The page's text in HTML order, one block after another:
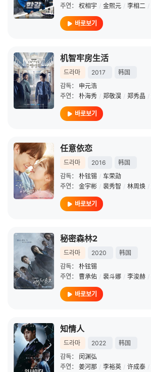
주연：
权相宇 / 金熙元 / 李相二 /
바로보기
机智牢房生活
드라마 2017
韩国
감독：
申元浩
주연：
朴海秀 / 郑敬淏 / 郑秀晶 /
바로보기
任意依恋
드라마 2016
韩国
감독：
朴铉锡 / 车荣勋
주연：
金宇彬 / 裴秀智 / 林周焕 /
바로보기
秘密森林2
드라마 2020
韩国
감독：
朴铉锡
주연：
曹承佑 / 裴斗娜 / 李浚赫 /
바로보기
知情人
드라마 2022
韩国
감독：
闵渊弘
주연：
姜河那 / 李裕英 / 许成泰 /